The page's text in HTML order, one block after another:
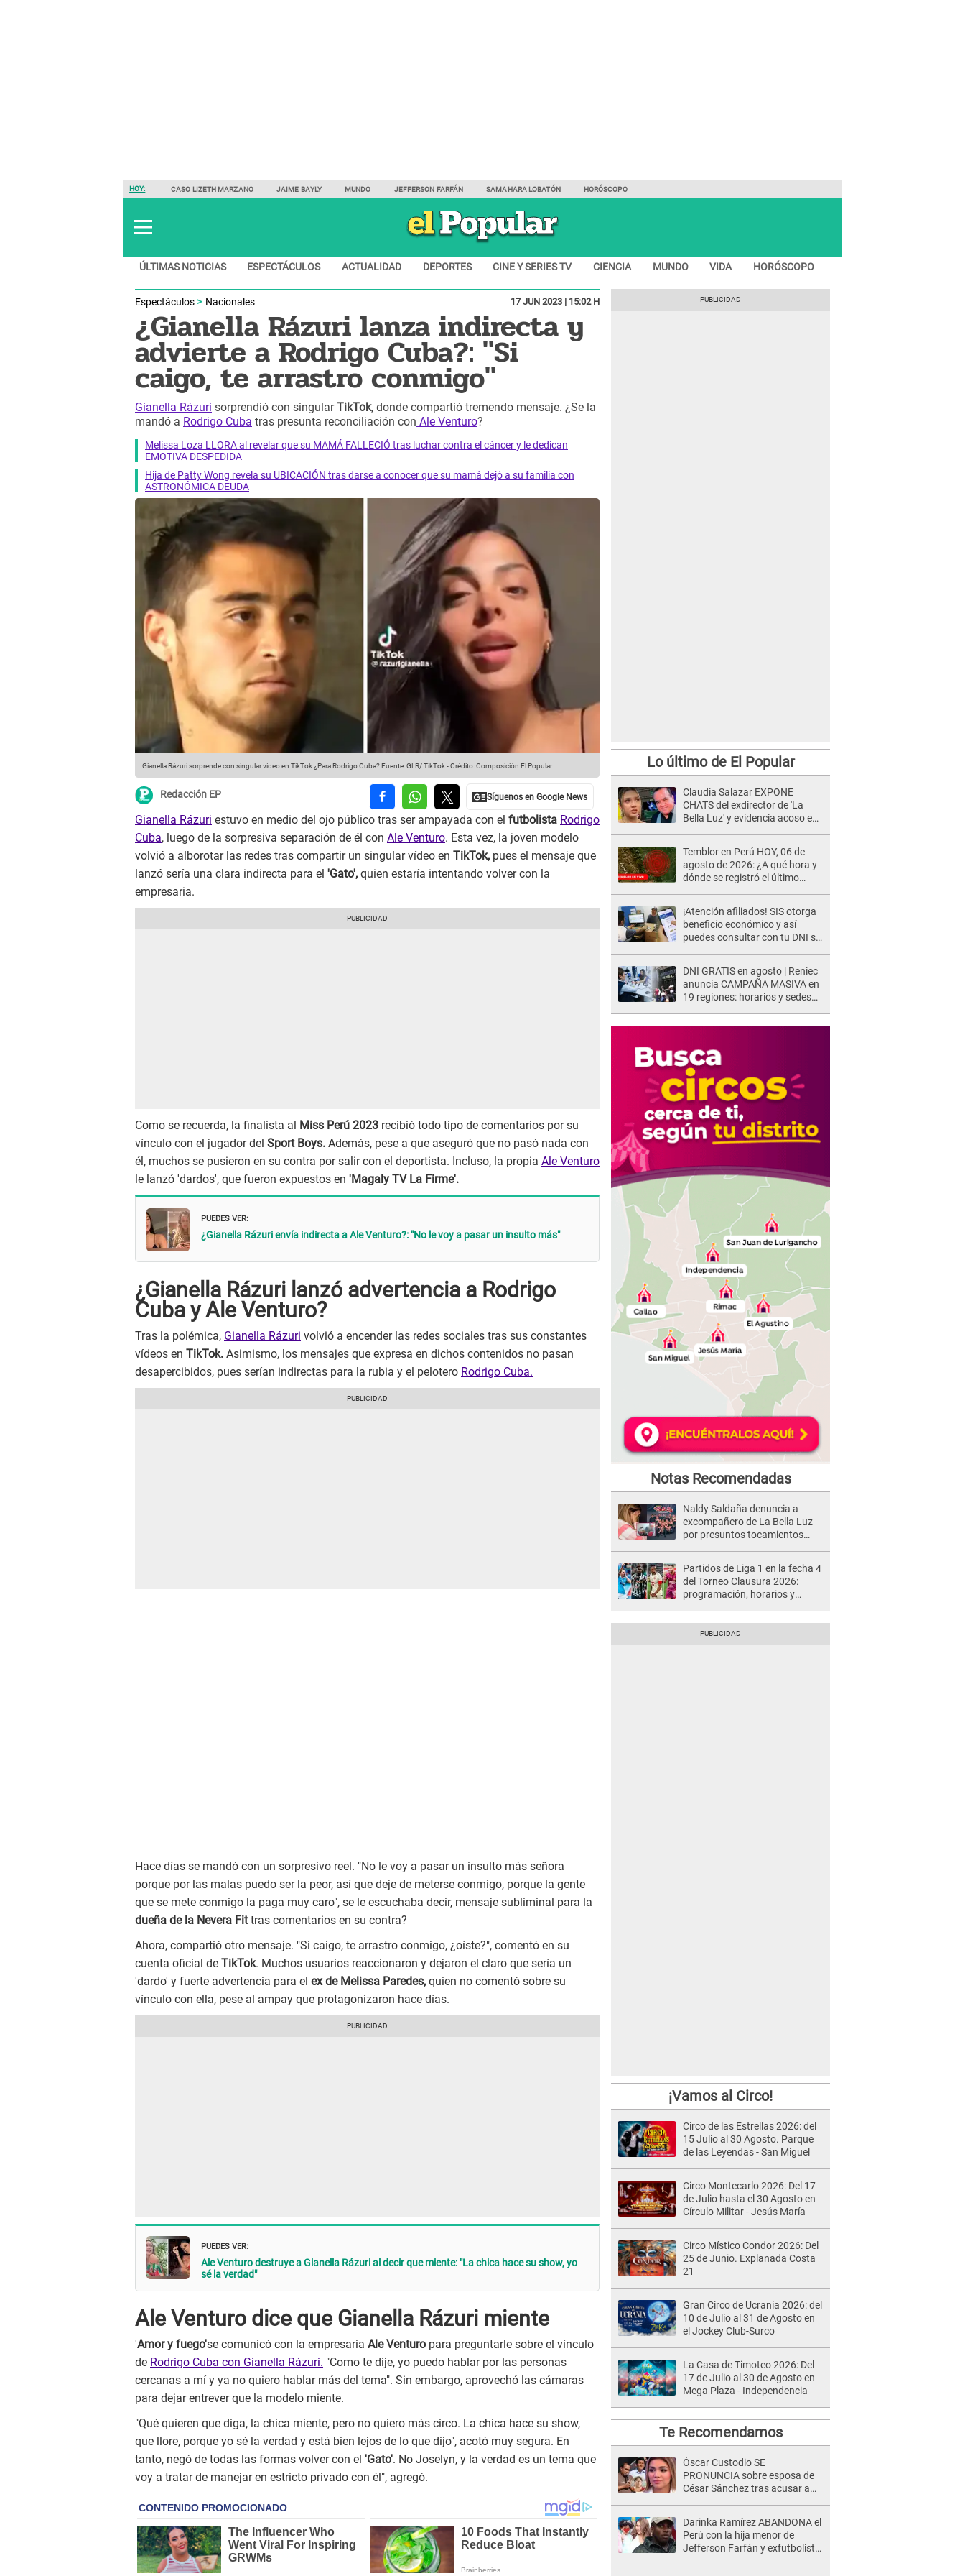
HOY: CASO LIZETH MARZANO JAIME BAYLY MUNDO JEFFERSON FARFÁN SAMAHARA LOBATÓN HORÓSCOPO
ÚLTIMAS NOTICIAS ESPECTÁCULOS ACTUALIDAD DEPORTES CINE Y SERIES TV CIENCIA MUNDO VIDA HORÓSCOPO
Espectáculos Nacionales 17 JUN 2023 | 15:02 H
¿Gianella Rázuri lanza indirecta y
advierte a Rodrigo Cuba?: "Si
caigo, te arrastro conmigo"
Gianella Rázuri sorprendió con singularTikTok, donde compartió tremendo mensaje. ¿Se la
mandó a Rodrigo Cuba tras presunta reconciliación con Ale Venturo?
Melissa Loza LLORA al revelar que su MAMÁ FALLECIÓ tras luchar contra el cáncer y le dedican
EMOTIVA DESPEDIDA
Hija de Patty Wong revela su UBICACIÓN tras darse a conocer que su mamá dejó a su familia con
ASTRONÓMICA DEUDA
Gianella Rázuri sorprende con singular vídeo en TikTok ¿Para Rodrigo Cuba? Fuente: GLR/ TikTok-Crédito: Composición El Popular
Redacción EP
Gianella Rázuri estuvo en medio del ojo público tras ser ampayada con el futbolista Rodrigo
Cuba, luego de la sorpresiva separación de él con Ale Venturo. Esta vez, la joven modelo
volvió a alborotar las redes tras compartir un singular vídeo en TikTok, pues el mensaje que
lanzó sería una clara indirecta para el 'Gato', quien estaría intentando volver con la
empresaria.
Como se recuerda, la finalista al Miss Perú 2023 recibió todo tipo de comentarios por su
vínculo con el jugador del Sport Boys. Además, pese a que aseguró que no pasó nada con
él, muchos se pusieron en su contra por salir con el deportista. Incluso, la propia Ale Venturo
le lanzó 'dardos', que fueron expuestos en 'Magaly TV La Firme'.
PUEDES VER:
¿Gianella Rázuri envía indirecta a Ale Venturo?: "No le voy a pasar un insulto más"
¿Gianella Rázuri lanzó advertencia a Rodrigo
Cuba y Ale Venturo?
Tras la polémica, Gianella Rázuri volvió a encender las redes sociales tras sus constantes
vídeos en TikTok. Asimismo, los mensajes que expresa en dichos contenidos no pasan
desapercibidos, pues serían indirectas para la rubia y el pelotero Rodrigo Cuba.
Hace días se mandó con un sorpresivo reel. "No le voy a pasar un insulto más señora
porque por las malas puedo ser la peor, así que deje de meterse conmigo, porque la gente
que se mete conmigo la paga muy caro", se le escuchaba decir, mensaje subliminal para la
dueña de la Nevera Fittras comentarios en su contra?
Ahora, compartió otro mensaje. "Si caigo, te arrastro conmigo, ¿oíste?", comentó en su
cuenta oficial de TikTok. Muchos usuarios reaccionaron y dejaron el claro que sería un
'dardo' y fuerte advertencia para el ex de Melissa Paredes, quien no comentó sobre su
vínculo con ella, pese al ampay que protagonizaron hace días.
PUEDES VER:
Ale Venturo destruye a Gianella Rázuri al decir que miente: "La chica hace su show, yo
sé la verdad"
Ale Venturo dice que Gianella Rázuri miente
'Amor y fuego'se comunicó con la empresaria Ale Venturo para preguntarle sobre el vínculo
de Rodrigo Cuba con Gianella Rázuri. "Como te dije, yo puedo hablar por las personas
cercanas a mí y ya no quiero hablar más del tema". Sin embargo, aprovechó las cámaras
para dejar entrever que la modelo miente.
"Qué quieren que diga, la chica miente, pero no quiero más circo. La chica hace su show,
que llore, porque yo sé la verdad y está bien lejos de lo que dijo", acotó muy segura. En
tanto, negó de todas las formas volver con el 'Gato'. No Joselyn, y la verdad es un tema que
voy a tratar de manejar en estricto privado con él", agregó.
Lo último de El Popular
Claudia Salazar EXPONE
CHATS del exdirector de 'La
Bella Luz' y evidencia acoso e
Temblor en Perú HOY, 06 de
agosto de 2026: ¿A qué hora y
dónde se registró el último
¡Atención afiliados! SIS otorga
beneficio económico y así
puedes consultar con tu DNI si
DNI GRATIS en agosto | Reniec
anuncia CAMPAÑA MASIVA en
19 regiones: horarios y sedes
Notas Recomendadas
Naldy Saldaña denuncia a
excompañero de La Bella Luz
por presuntos tocamientos
Partidos de Liga 1 en la fecha 4
del Torneo Clausura 2026:
programación, horarios y
¡Vamos al Circo!
Circo de las Estrellas 2026: del
15 Julio al 30 Agosto. Parque
de las Leyendas - San Miguel
Circo Montecarlo 2026: Del 17
de Julio hasta el 30 Agosto en
Círculo Militar - Jesús María
Circo Místico Condor 2026: Del
25 de Junio. Explanada Costa
21
Gran Circo de Ucrania 2026: del
10 de Julio al 31 de Agosto en
el Jockey Club-Surco
La Casa de Timoteo 2026: Del
17 de Julio al 30 de Agosto en
Mega Plaza - Independencia
Te Recomendamos
Óscar Custodio SE
PRONUNCIA sobre esposa de
César Sánchez tras acusar a
de la justicia"
Darinka Ramírez ABANDONA el
Perú con la hija menor de
Jefferson Farfán y exfutbolista